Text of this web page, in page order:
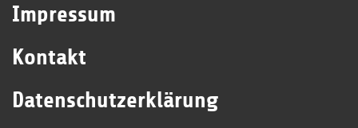
Impressum
Kontakt
Datenschutzerklärung